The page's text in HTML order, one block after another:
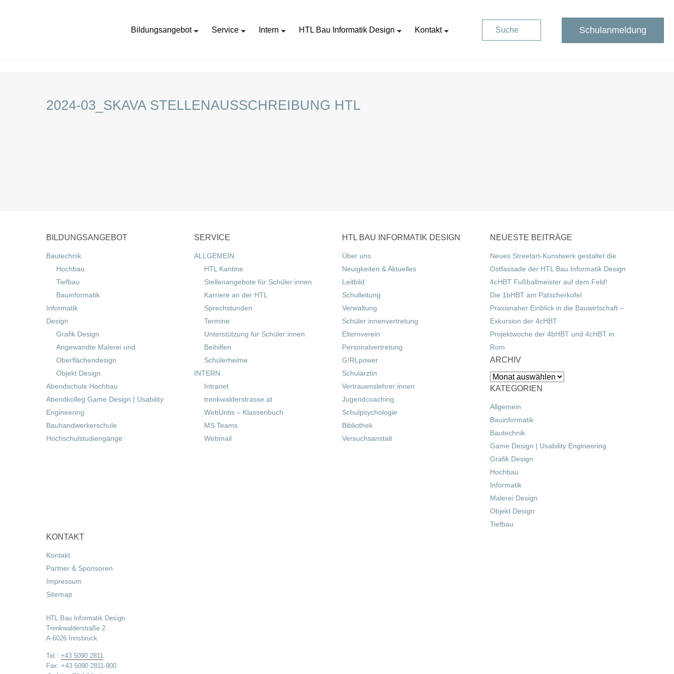
Bildungsangebot Service Intern HTL Bau Informatik Design Kontakt Suche Schulanmeldung
2024-03_SKAVA STELLENAUSSCHREIBUNG HTL
BILDUNGSANGEBOT
Bautechnik
Hochbau
Tiefbau
Bauinformatik
Informatik
Design
Grafik Design
Angewandte Malerei und
Oberflächendesign
Objekt Design
Abendschule Hochbau
Abendkolleg Game Design | Usability
Engineering
Bauhandwerkerschule
Hochschulstudiengänge
SERVICE
ALLGEMEIN
HTL Kantine
Stellenangebote für Schüler:innen
Karriere an der HTL
Sprechstunden
Termine
Unterstützung für Schüler:innen
Beihilfen
Schülerheime
INTERN
Intranet
trenkwalderstrasse.at
WebUntis – Klassenbuch
MS Teams
Webmail
HTL BAU INFORMATIK DESIGN
Über uns
Neuigkeiten & Aktuelles
Leitbild
Schulleitung
Verwaltung
Schüler:innenvertretung
Elternverein
Personalvertretung
G!RLpower
Schulärztin
Vertrauenslehrer:innen
Jugendcoaching
Schulpsychologie
Bibliothek
Versuchsanstalt
NEUESTE BEITRÄGE
Neues Streetart-Kunstwerk gestaltet die
Ostfassade der HTL Bau Informatik Design
4cHBT Fußballmeister auf dem Feld!
Die 1bHBT am Patscherkofel
Praxisnaher Einblick in die Bauwirtschaft –
Exkursion der 4cHBT
Projektwoche der 4bHBT und 4cHBT in
Rom
ARCHIV
Archiv
KATEGORIEN
Allgemein
Bauinformatik
Bautechnik
Game Design | Usability Engineering
Grafik Design
Hochbau
Informatik
Malerei Design
Objekt Design
Tiefbau
KONTAKT
Kontakt
Partner & Sponsoren
Impressum
Sitemap
HTL Bau Informatik Design
Trenkwalderstraße 2
A-6026 Innsbruck
Tel.: +43 5090 2811
Fax: +43 5090 2811-900